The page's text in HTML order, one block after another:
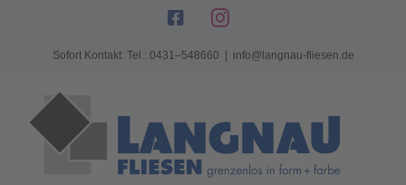
FacebookInstagram
Sofort Kontakt: Tel.: 0431–548660 info@langnau-fliesen.de